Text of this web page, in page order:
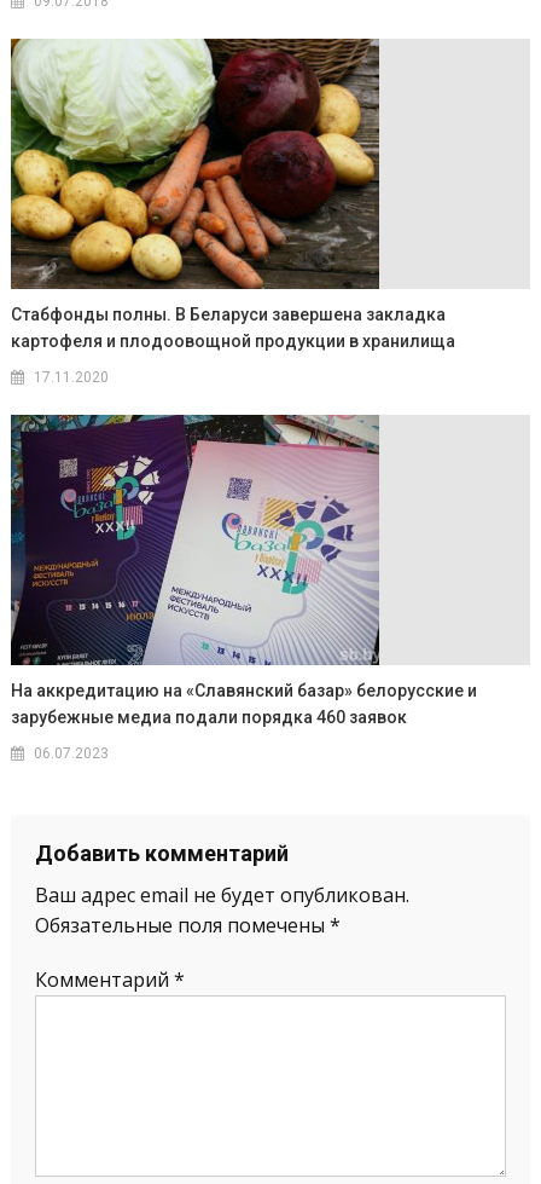
Стабфонды полны. В Беларуси завершена закладка
картофеля и плодоовощной продукции в хранилища
17.11.2020
На аккредитацию на «Славянский базар» белорусские и
зарубежные медиа подали порядка 460 заявок
06.07.2023
Добавить комментарий
Ваш адрес email не будет опубликован.
Обязательные поля помечены *
Комментарий *